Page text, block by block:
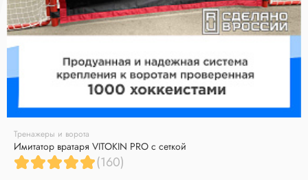
Тренажеры и ворота
Имитатор вратаря VITOKIN PRO с сеткой
(160)